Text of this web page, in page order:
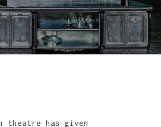
theatre has given